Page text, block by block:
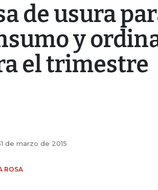
de usura
y
el trimestre
de marzo de 2015
ROSA